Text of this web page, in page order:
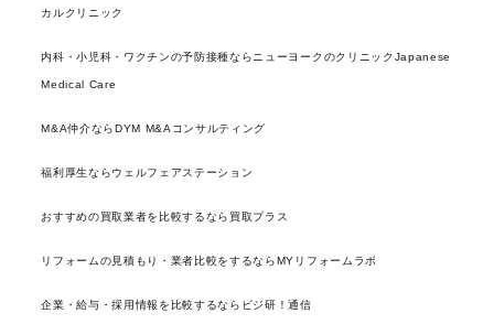
カルクリニック
内科・小児科・ワクチンの予防接種ならニューヨークのクリニックJapanese
Medical Care
M&A仲介ならDYM M&Aコンサルティング
福利厚生ならウェルフェアステーション
おすすめの買取業者を比較するなら買取プラス
リフォームの見積もり・業者比較をするならMYリフォームラボ
企業・給与・採用情報を比較するならビジ研！通信